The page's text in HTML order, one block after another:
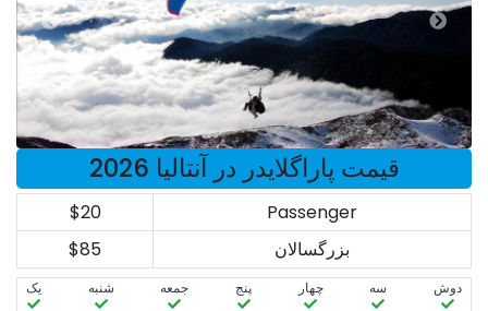
قیمت پاراگلایدر در آنتالیا 2026
Passenger
$20
بزرگسالان
$85
دوش سه‌ چهار پنج جمعه شنبه یک